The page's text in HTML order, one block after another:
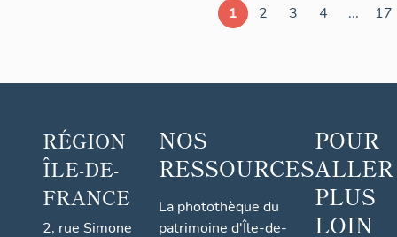
(non
1 2 3 4 ... 17
RÉGION
ÎLE-DE-
FRANCE
2, rue Simone
NOS
RESSOURCES
La photothèque du
patrimoine d'Île-de-
POUR
ALLER
PLUS
LOIN